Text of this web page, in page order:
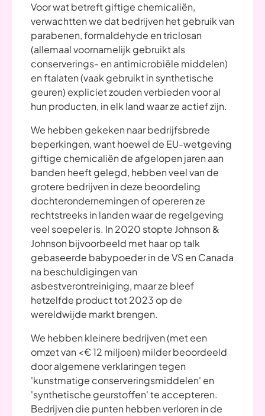
Voor wat betreft giftige chemicaliën,
verwachtten we dat bedrijven het gebruik van
parabenen, formaldehyde en triclosan
(allemaal voornamelijk gebruikt als
conserverings- en antimicrobiële middelen)
en ftalaten (vaak gebruikt in synthetische
geuren) expliciet zouden verbieden voor al
hun producten, in elk land waar ze actief zijn.
We hebben gekeken naar bedrijfsbrede
beperkingen, want hoewel de EU-wetgeving
giftige chemicaliën de afgelopen jaren aan
banden heeft gelegd, hebben veel van de
grotere bedrijven in deze beoordeling
dochterondernemingen of opereren ze
rechtstreeks in landen waar de regelgeving
veel soepeler is. In 2020 stopte Johnson &
Johnson bijvoorbeeld met haar op talk
gebaseerde babypoeder in de VS en Canada
na beschuldigingen van
asbestverontreiniging, maar ze bleef
hetzelfde product tot 2023 op de
wereldwijde markt brengen.
We hebben kleinere bedrijven (met een
omzet van <€ 12 miljoen) milder beoordeeld
door algemene verklaringen tegen
'kunstmatige conserveringsmiddelen' en
'synthetische geurstoffen' te accepteren.
Bedrijven die punten hebben verloren in de